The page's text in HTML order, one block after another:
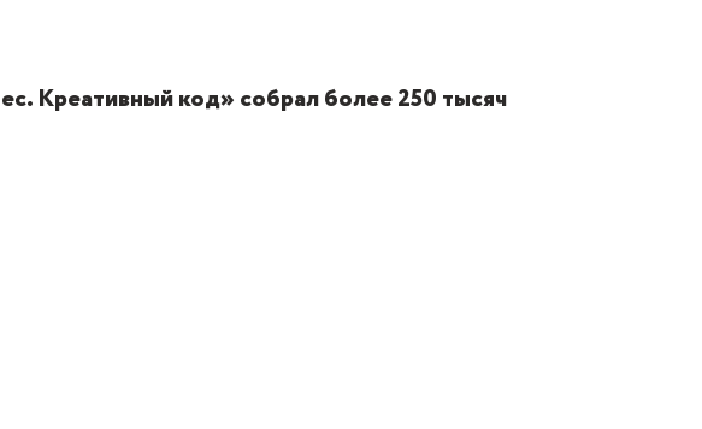
Креативный код» собрал более 250 тысяч